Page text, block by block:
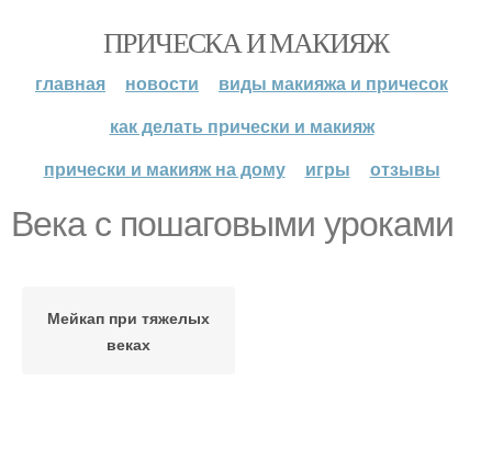
ПРИЧЕСКА И МАКИЯЖ
главная новости
виды макияжа и причесок
как делать прически и макияж
прически и макияж на дому
игры отзывы
Века с пошаговыми уроками
Мейкап при тяжелых
веках